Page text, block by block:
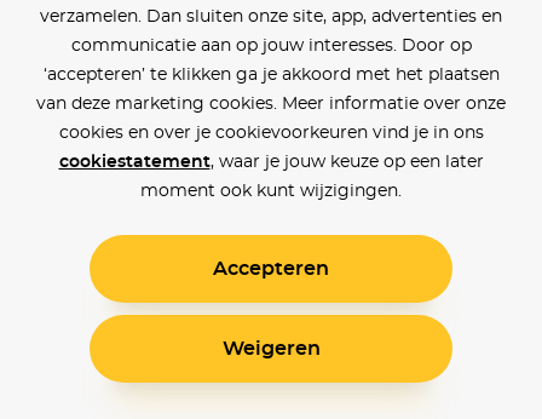
verzamelen. Dan sluiten onze site, app, advertenties en
communicatie aan op jouw interesses. Door op
‘accepteren’ te klikken ga je akkoord met het plaatsen
van deze marketing cookies. Meer informatie over onze
cookies en over je cookievoorkeuren vind je in ons
cookiestatement, waar je jouw keuze op een later
moment ook kunt wijzigingen.
Accepteren
Weigeren